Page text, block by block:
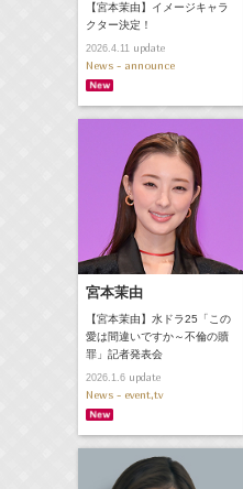
【宮本茉由】イメージキャラ
クター決定！
2026.4.11update
News - announce
宮本茉由
【宮本茉由】水ドラ25「この
愛は間違いですか～不倫の贖
罪」記者発表会
2026.1.6update
News - event,tv